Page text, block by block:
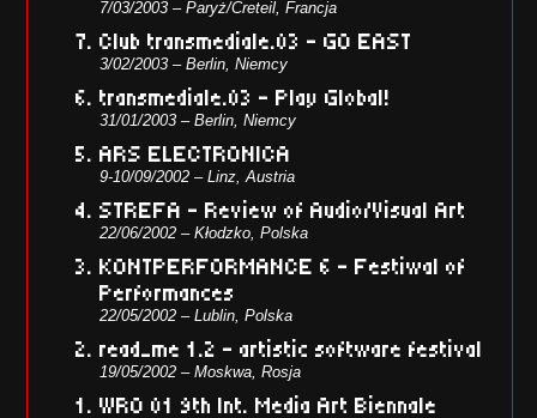
7/03/2003 – Paryż/Creteil, Francja
Club transmediale.03 – GO EAST
3/02/2003 – Berlin, Niemcy
transmediale.03 – Play Global!
31/01/2003 – Berlin, Niemcy
ARS ELECTRONICA
9-10/09/2002 – Linz, Austria
STREFA – Review of Audio/Visual Art
22/06/2002 – Kłodzko, Polska
KONTPERFORMANCE 6 – Festiwal of
Performances
22/05/2002 – Lublin, Polska
read_me 1.2 – artistic software festival
19/05/2002 – Moskwa, Rosja
WRO 01 9th Int. Media Art Biennale